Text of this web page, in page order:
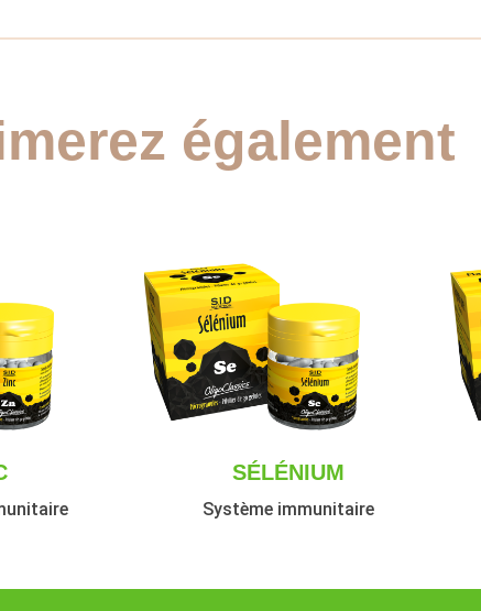
également
SÉLÉNIUM
Système immunitaire